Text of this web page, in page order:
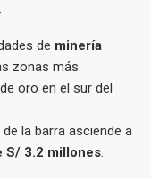
.
de minería
zonas más
oro en el sur del
la barra asciende a
S/ 3.2 millones.